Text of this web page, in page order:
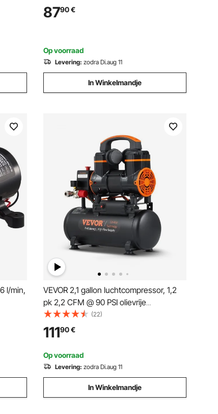
85-
kabelgeleider, draadloze en bekabelde
afstandsbediening, IP55 waterdicht voor
8790€
Op voorraad
Levering: zodra Di.aug 11
In Winkelmandje
l/min,
VEVOR 2,1 gallon luchtcompressor, 1,2
pk 2,2 CFM @ 90 PSI olievrije
luchtcompressortank & max. 116 PSI
druk, 70 dB ultra-stille compressor voor
autoreparatie, banden oppompen,
spuitverven, spijkeren van houtwerk
(22)
11190€
Op voorraad
Levering: zodra Di.aug 11
In Winkelmandje